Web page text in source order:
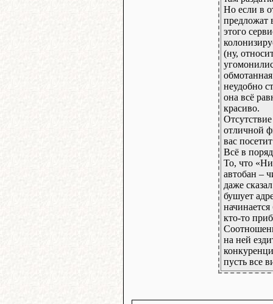
Но если в
предложат
этого
(ну,
неудобно
она всё
красиво.
отличной
вас
Всё в
То, что
автобан –
даже
бушует
кто-то
на ней
пусть все